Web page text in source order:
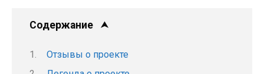
Содержание
Отзывы о проекте